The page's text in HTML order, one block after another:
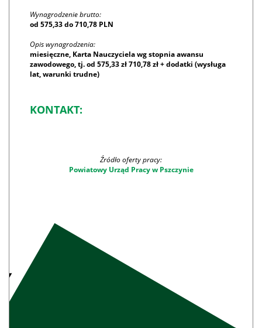
Wynagrodzenie brutto:
od 575,33 do 710,78 PLN
Opis wynagrodzenia:
miesięczne, Karta Nauczyciela wg stopnia awansu
zawodowego, tj. od 575,33 zł 710,78 zł + dodatki (wysługa
lat, warunki trudne)
KONTAKT:
Źródło oferty pracy:
Powiatowy Urząd Pracy w Pszczynie